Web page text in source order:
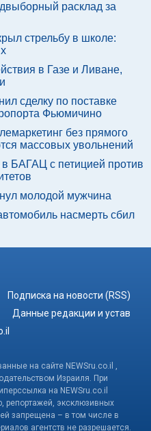
расклад за
стрельбу в школе:
в Газе и Ливане,
сделку по поставке
Фьюмичино
без прямого
массовых увольнений
БАГАЦ с петицией против
молодой мужчина
насмерть сбил
Подписка на новости (RSS)
Данные редакции и устав
на сайте NEWSru.co.il ,
Израиля. При
на NEWSru.co.il
репортажей, эксклюзивных
запрещена – в том числе в
агентств не разрешается.